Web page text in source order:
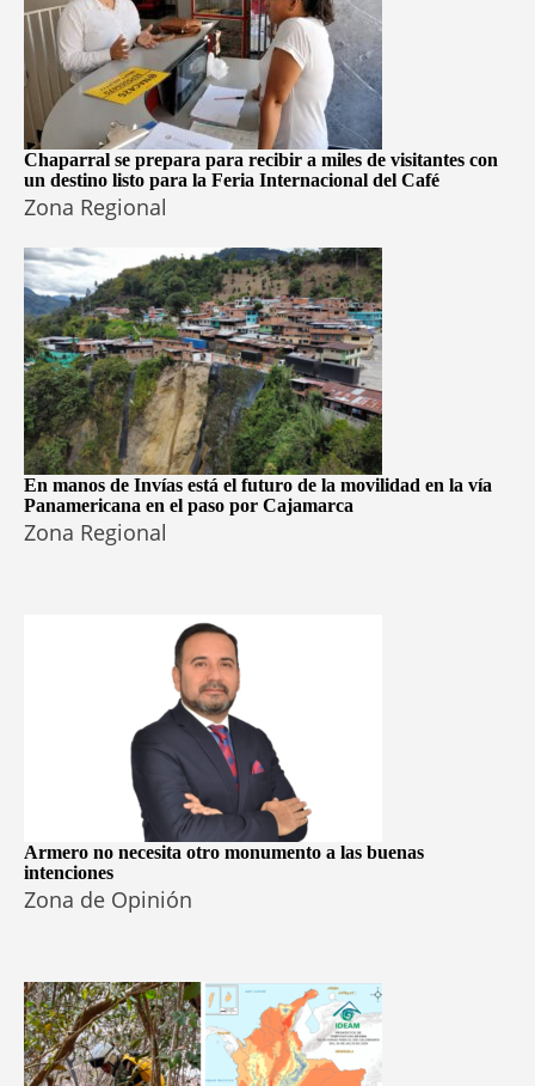
Chaparral se prepara para recibir a miles de visitantes con
un destino listo para la Feria Internacional del Café
Zona Regional
En manos de Invías está el futuro de la movilidad en la vía
Panamericana en el paso por Cajamarca
Zona Regional
Armero no necesita otro monumento a las buenas
intenciones
Zona de Opinión